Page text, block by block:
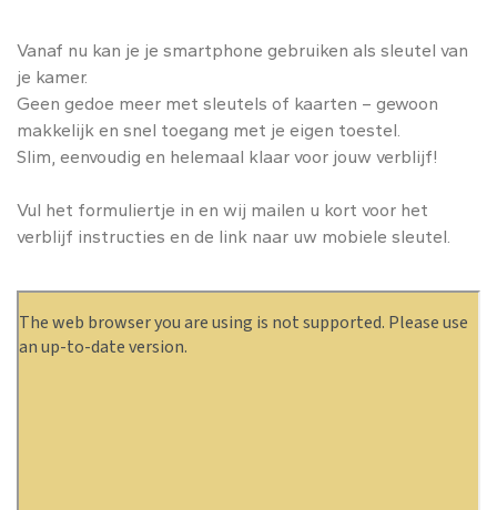
Vanaf nu kan je je smartphone gebruiken als sleutel van
je kamer.
Geen gedoe meer met sleutels of kaarten – gewoon
makkelijk en snel toegang met je eigen toestel.
Slim, eenvoudig en helemaal klaar voor jouw verblijf!
Vul het formuliertje in en wij mailen u kort voor het
verblijf instructies en de link naar uw mobiele sleutel.